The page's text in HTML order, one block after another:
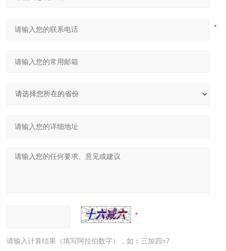
请输入计算结果（填写阿拉伯数字），如：三加四=7